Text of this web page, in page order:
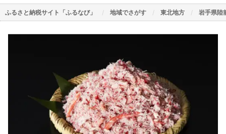
ふるさと納税サイト「ふるなび」 地域でさがす 東北地方 岩手県陸